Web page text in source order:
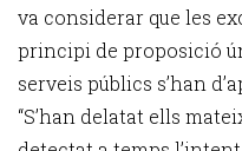
va considerar que les
principi de proposició
serveis públics s’han
“S’han delatat ells